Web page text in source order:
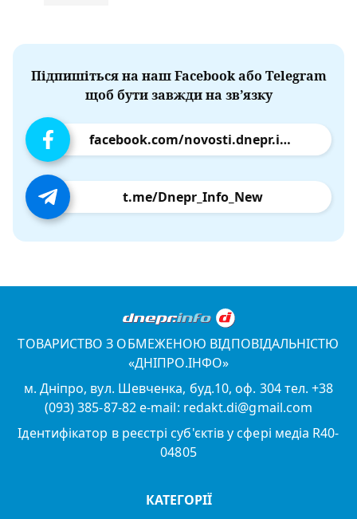
Підпишіться на наш Facebook або Telegram
щоб бути завжди на зв’язку
facebook.com/novosti.dnepr.info
t.me/Dnepr_Info_New
ТОВАРИСТВО З ОБМЕЖЕНОЮ ВІДПОВІДАЛЬНІСТЮ
«ДНІПРО.ІНФО»
м. Дніпро, вул. Шевченка, буд.10, оф. 304 тел. +38
(093) 385-87-82 e-mail: redakt.di@gmail.com
Ідентифікатор в реєстрі суб'єктів у сфері медіа R40-
04805
КАТЕГОРІЇ